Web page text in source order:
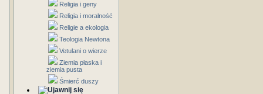
Religia i geny
Religia i moralność
Religie a ekologia
Teologia Newtona
Vetulani o wierze
Ziemia płaska i
ziemia pusta
Śmierć duszy